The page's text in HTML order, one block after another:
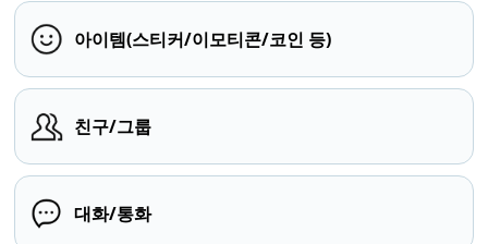
아이템(스티커/이모티콘/코인 등)
친구/그룹
대화/통화